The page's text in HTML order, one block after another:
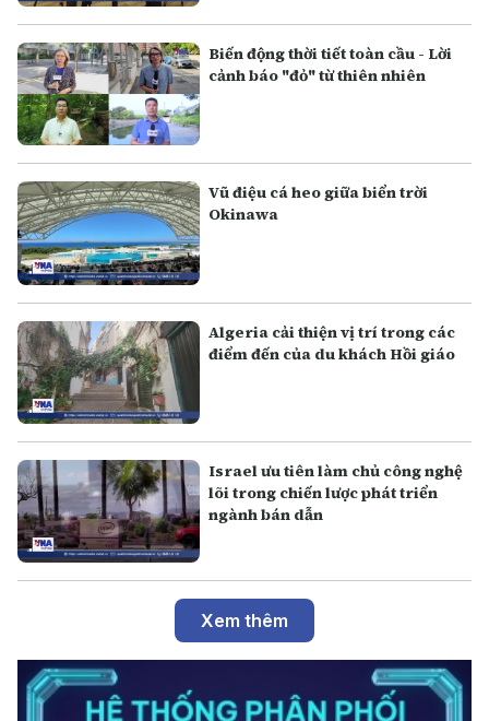
Biến động thời tiết toàn cầu - Lời
cảnh báo "đỏ" từ thiên nhiên
Vũ điệu cá heo giữa biển trời
Okinawa
Algeria cải thiện vị trí trong các
điểm đến của du khách Hồi giáo
Israel ưu tiên làm chủ công nghệ
lõi trong chiến lược phát triển
ngành bán dẫn
Xem thêm